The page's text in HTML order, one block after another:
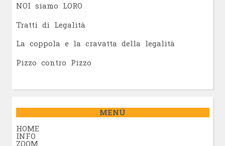
NOI siamo LORO
Tratti di Legalità
La coppola e la cravatta della legalità
Pizzo contro Pizzo
MENÚ
HOME
INFO
ZOOM